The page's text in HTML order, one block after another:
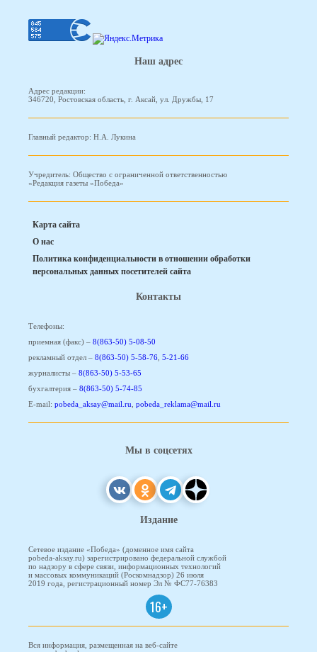
Наш адрес
Адрес редакции:
346720, Ростовская область, г. Аксай, ул. Дружбы, 17
Главный редактор: Н.А. Лукина
Учредитель: Общество с ограниченной ответственностью
«Редакция газеты «Победа»
Карта сайта
О нас
Политика конфиденциальности в отношении обработки
персональных данных посетителей сайта
Контакты
Телефоны:
приемная (факс) – 8(863-50) 5-08-50
рекламный отдел – 8(863-50) 5-58-76, 5-21-66
журналисты – 8(863-50) 5-53-65
бухгалтерия – 8(863-50) 5-74-85
E-mail: pobeda_aksay@mail.ru, pobeda_reklama@mail.ru
Мы в соцсетях
Издание
Сетевое издание «Победа» (доменное имя сайта
pobeda-aksay.ru) зарегистрировано федеральной службой
по надзору в сфере связи, информационных технологий
и массовых коммуникаций (Роскомнадзор) 26 июля
2019 года, регистрационный номер Эл № ФС77-76383
16+
Вся информация, размещенная на веб-сайте